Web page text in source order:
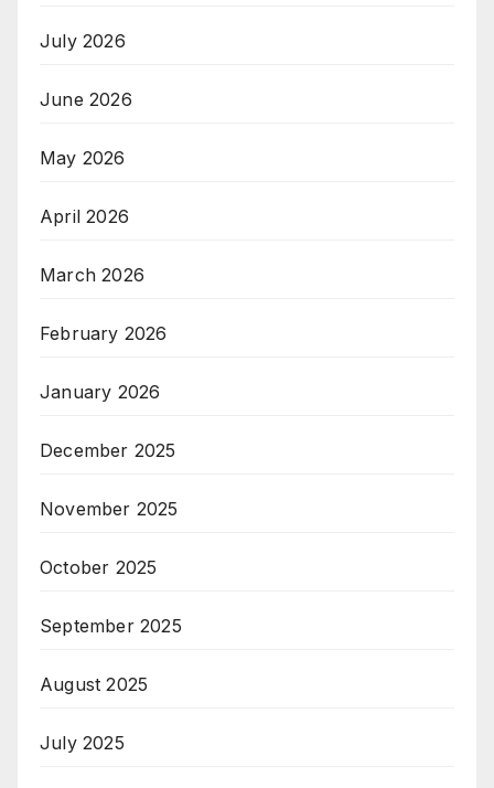
July 2026
June 2026
May 2026
April 2026
March 2026
February 2026
January 2026
December 2025
November 2025
October 2025
September 2025
August 2025
July 2025